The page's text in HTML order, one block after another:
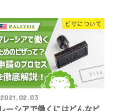
ビザについて
2021.02.03